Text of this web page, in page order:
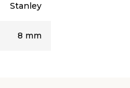
Stanley
8 mm